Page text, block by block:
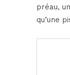
préau,
qu’une